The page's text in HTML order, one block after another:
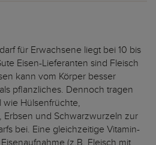
für Erwachsene liegt bei 10 bis
Eisen-Lieferanten sind Fleisch
kann vom Körper besser
pflanzliches. Dennoch tragen
wie Hülsenfrüchte,
Erbsen und Schwarzwurzeln zur
bei. Eine gleichzeitige Vitamin-
(z.B. Fleisch mit